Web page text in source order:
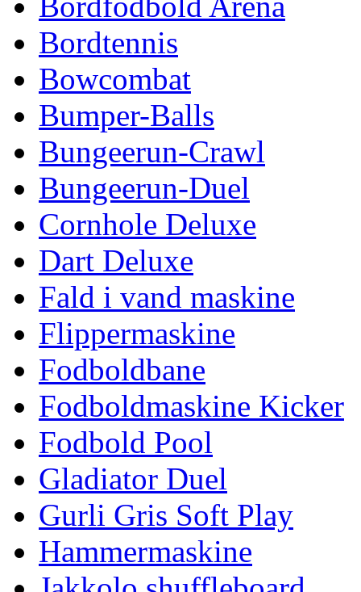
Bordtennis
Bowcombat
Bumper-Balls
Bungeerun-Crawl
Bungeerun-Duel
Cornhole Deluxe
Dart Deluxe
Fald i vand maskine
Flippermaskine
Fodboldbane
Fodboldmaskine Kicker
Fodbold Pool
Gladiator Duel
Gurli Gris Soft Play
Hammermaskine